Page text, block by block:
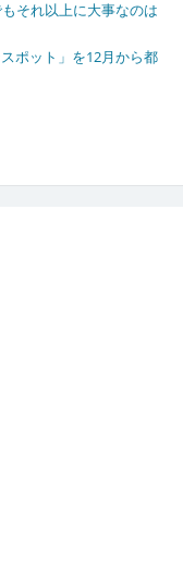
それ以上に大事なのは
ポット」を12月から都